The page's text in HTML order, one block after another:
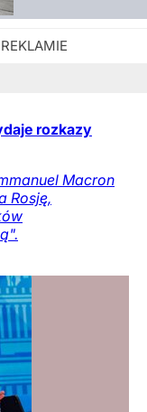
rozkazy
Macron
Rosję,